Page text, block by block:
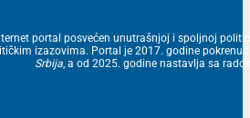
portal posvećen unutrašnjoj i spoljnoj
izazovima. Portal je 2017. godine
Srbija, a od 2025. godine nastavlja sa